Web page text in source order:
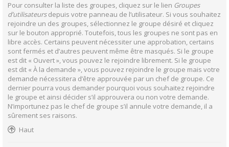
Pour consulter la liste des groupes, cliquez sur le lien Groupes
d’utilisateursdepuis votre panneau de l’utilisateur. Si vous souhaitez
rejoindre un des groupes, sélectionnez le groupe désiré et cliquez
sur le bouton approprié. Toutefois, tous les groupes ne sont pas en
libre accès. Certains peuvent nécessiter une approbation, certains
sont fermés et d’autres peuvent même être masqués. Si le groupe
est dit « Ouvert », vous pouvez le rejoindre librement. Si le groupe
est dit « À la demande », vous pouvez rejoindre le groupe mais votre
demande nécessitera d’être approuvée par un chef de groupe. Ce
dernier pourra vous demander pourquoi vous souhaitez rejoindre
le groupe et ainsi décider s’il approuvera ou non votre demande.
N’importunez pas le chef de groupe s’il annule votre demande, il a
sûrement ses raisons.
Haut